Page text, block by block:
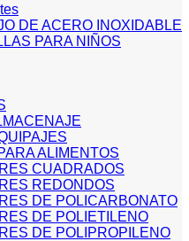
DE ACERO INOXIDABLE
PARA NIÑOS
ALIMENTOS
CUADRADOS
REDONDOS
DE POLICARBONATO
DE POLIETILENO
DE POLIPROPILENO